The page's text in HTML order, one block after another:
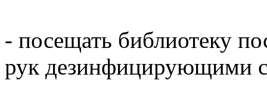
- посещать библиотеку
рук дезинфицирующими